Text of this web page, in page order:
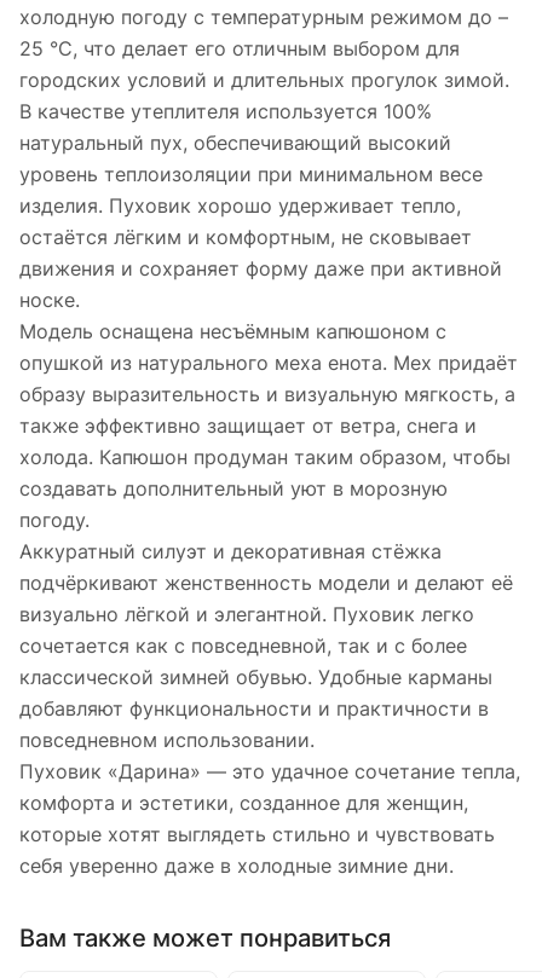
холодную погоду с температурным режимом до –
25 °C, что делает его отличным выбором для
городских условий и длительных прогулок зимой.
В качестве утеплителя используется 100%
натуральный пух, обеспечивающий высокий
уровень теплоизоляции при минимальном весе
изделия. Пуховик хорошо удерживает тепло,
остаётся лёгким и комфортным, не сковывает
движения и сохраняет форму даже при активной
носке.
Модель оснащена несъёмным капюшоном с
опушкой из натурального меха енота. Мех придаёт
образу выразительность и визуальную мягкость, а
также эффективно защищает от ветра, снега и
холода. Капюшон продуман таким образом, чтобы
создавать дополнительный уют в морозную
погоду.
Аккуратный силуэт и декоративная стёжка
подчёркивают женственность модели и делают её
визуально лёгкой и элегантной. Пуховик легко
сочетается как с повседневной, так и с более
классической зимней обувью. Удобные карманы
добавляют функциональности и практичности в
повседневном использовании.
Пуховик «Дарина» — это удачное сочетание тепла,
комфорта и эстетики, созданное для женщин,
которые хотят выглядеть стильно и чувствовать
себя уверенно даже в холодные зимние дни.
Вам также может понравиться